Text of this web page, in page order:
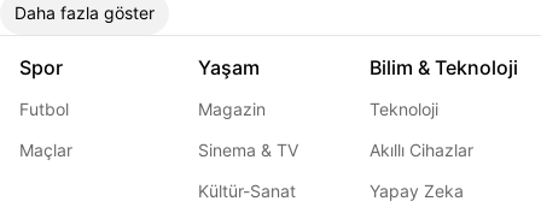
Daha fazla göster
Spor
Futbol
Maçlar
Yaşam
Magazin
Sinema & TV
Kültür-Sanat
Bilim & Teknoloji
Teknoloji
Akıllı Cihazlar
Yapay Zeka